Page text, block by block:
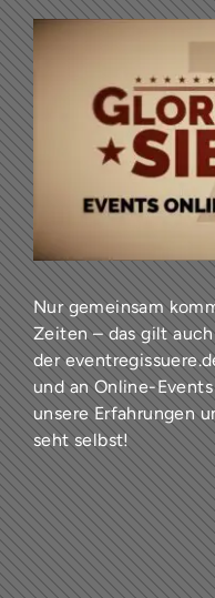
Nur gemeinsam
Zeiten – das gilt
der
und an Online-
unsere Erfahrungen
seht selbst!